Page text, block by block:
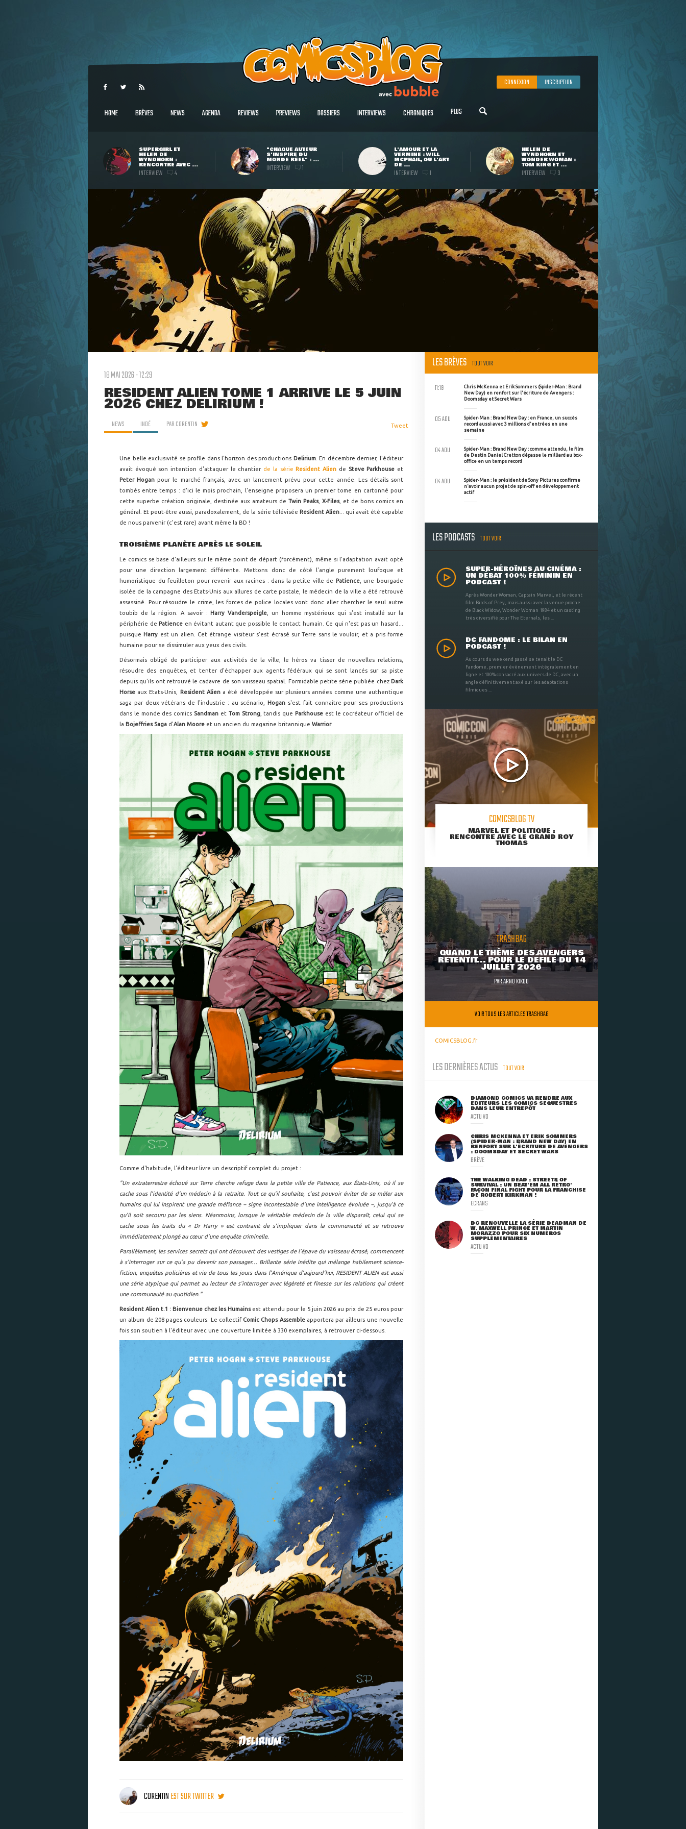
CONNEXION INSCRIPTION
HOME BRÈVES NEWS AGENDA REVIEWS PREVIEWS DOSSIERS INTERVIEWS CHRONIQUES PLUS
SUPERGIRL ET
HELEN DE
WYNDHORN :
RENCONTRE AVEC ...
INTERVIEW 4
"CHAQUE AUTEUR
S'INSPIRE DU
MONDE RÉEL" : ...
INTERVIEW 1
L'AMOUR ET LA
VERMINE : WILL
MCPHAIL, OU L'ART
DE ...
INTERVIEW 1
HELEN DE
WYNDHORN ET
WONDER WOMAN :
TOM KING ET ...
INTERVIEW 3
18 MAI 2026 - 12:29
RESIDENT ALIEN TOME 1 ARRIVE LE 5 JUIN
2026 CHEZ DELIRIUM !
NEWS INDÉ PARCORENTIN Tweet
Une belle exclusivité se profile dans l'horizon des productions Delirium. En décembre dernier, l'éditeur
avait évoqué son intention d'attaquer le chantier de la sérieResident Alien de Steve Parkhouse et
Peter Hogan pour le marché français, avec un lancement prévu pour cette année. Les détails sont
tombés entre temps : d'ici le mois prochain, l'enseigne proposera un premier tome en cartonné pour
cette superbe création originale, destinée aux amateurs de Twin Peaks, X-Files, et de bons comics en
général. Et peut-être aussi, paradoxalement, de la série télévisée Resident Alien... qui avait été capable
de nous parvenir (c'est rare) avant même la BD !
TROISIÈME PLANÈTE APRÈS LE SOLEIL
Le comics se base d'ailleurs sur le même point de départ (forcément), même si l'adaptation avait opté
pour une direction largement différente. Mettons donc de côté l'angle purement loufoque et
humoristique du feuilleton pour revenir aux racines : dans la petite ville de
Patience, une bourgade
isolée de la campagne des Etats-Unis aux allures de carte postale, le médecin de la ville a été retrouvé
assassiné. Pour résoudre le crime, les forces de police locales vont donc aller chercher le seul autre
toubib de la région. A savoir :
Harry Vanderspeigle , un homme mystérieux qui s'est installé sur la
périphérie de Patience en évitant autant que possible le contact humain. Ce qui n'est pas un hasard...
puisque Harry est un alien. Cet étrange visiteur s'est écrasé sur Terre sans le vouloir, et a pris forme
humaine pour se dissimuler aux yeux des civils.
Désormais obligé de participer aux activités de la ville, le héros va tisser de nouvelles relations,
résoudre des enquêtes, et tenter d'échapper aux agents fédéraux qui se sont lancés sur sa piste
depuis qu'ils ont retrouvé le cadavre de son vaisseau spatial. Formidable petite série publiée chez Dark
Horse aux Etats-Unis, Resident Aliena été développée sur plusieurs années comme une authentique
saga par deux vétérans de l'industrie : au scénario,
Hogan s'est fait connaître pour ses productions
dans le monde des comics Sandman et Tom Strong, tandis que Parkhouseest le cocréateur officiel de
la Bojeffries Saga d'Alan Moore et un ancien du magazine britannique Warrior.
Comme d'habitude, l'éditeur livre un descriptif complet du projet :
"Un extraterrestre échoué sur Terre cherche refuge dans la petite ville de Patience, aux États-Unis, où il se
cache sous l’identité d’un médecin à la retraite. Tout ce qu’il souhaite, c’est pouvoir éviter de se mêler aux
humains qui lui inspirent une grande méfiance − signe incontestable d’une intelligence évoluée −, jusqu’à ce
qu’il soit secouru par les siens. Néanmoins, lorsque le véritable médecin de la ville disparaît, celui qui se
cache sous les traits du « Dr Harry » est contraint de s’impliquer dans la communauté et se retrouve
immédiatement plongé au cœur d’une enquête criminelle.
Parallèlement, les services secrets qui ont découvert des vestiges de l’épave du vaisseau écrasé, commencent
à s’interroger sur ce qu’a pu devenir son passager… Brillante série inédite qui mélange habilement science-
fiction, enquêtes policières et vie de tous les jours dans l’Amérique d’aujourd’hui, RESIDENT ALIEN est aussi
une série atypique qui permet au lecteur de s’interroger avec légèreté et finesse sur les relations qui créent
une communauté au quotidien."
Resident Alien t.1 : Bienvenue chez les Humainsest attendu pour le 5 juin 2026 au prix de 25 euros pour
un album de 208 pages couleurs. Le collectif Comic Chops Assemble apportera par ailleurs une nouvelle
fois son soutien à l'éditeur avec une couverture limitée à 330 exemplaires, à retrouver ci-dessous.
CORENTINEST SUR TWITTER
LES BRÈVES TOUT VOIR
Chris McKenna et Erik Sommers (Spider-Man : Brand
New Day) en renfort sur l'écriture de Avengers :
Doomsday et Secret Wars
11:19
Spider-Man : Brand New Day : en France, un succès
record aussi avec 3 millions d'entrées en une
semaine
05 AOU
Spider-Man : Brand New Day : comme attendu, le film
de Destin Daniel Cretton dépasse le milliard au box-
office en un temps record
04 AOU
Spider-Man : le président de Sony Pictures confirme
n'avoir aucun projet de spin-off en développement
actif
04 AOU
LES PODCASTS TOUT VOIR
SUPER-HÉROÏNES AU CINÉMA :
UN DÉBAT 100% FÉMININ EN
PODCAST !
Après Wonder Woman, Captain Marvel, et le récent
film Birds of Prey, mais aussi avec la venue proche
de Black Widow, Wonder Woman 1984 et un casting
très diversifié pour The Eternals, les ...
DC FANDOME : LE BILAN EN
PODCAST !
Au cours du weekend passé se tenait le DC
Fandome, premier évènement intégralement en
ligne et 100% consacré aux univers de DC, avec un
angle définitivement axé sur les adaptations
filmiques ...
COMICSBLOG TV
MARVEL ET POLITIQUE :
RENCONTRE AVEC LE GRAND ROY
THOMAS
TRASHBAG
QUAND LE THÈME DES AVENGERS
RETENTIT... POUR LE DÉFILÉ DU 14
JUILLET 2026
PARARNO KIKOO
VOIR TOUS LES ARTICLES TRASHBAG
COMICSBLOG.fr
LES DERNIÈRES ACTUS TOUT VOIR
DIAMOND COMICS VA RENDRE AUX
ÉDITEURS LES COMICS SÉQUESTRÉS
DANS LEUR ENTREPÔT
ACTU VO
CHRIS MCKENNA ET ERIK SOMMERS
(SPIDER-MAN : BRAND NEW DAY) EN
RENFORT SUR L'ÉCRITURE DE AVENGERS
: DOOMSDAY ET SECRET WARS
BRÈVE
THE WALKING DEAD : STREETS OF
SURVIVAL : UN BEAT'EM ALL RÉTRO'
FAÇON FINAL FIGHT POUR LA FRANCHISE
DE ROBERT KIRKMAN !
ECRANS
DC RENOUVELLE LA SÉRIE DEADMAN DE
W. MAXWELL PRINCE ET MARTIN
MORAZZO POUR SIX NUMÉROS
SUPPLÉMENTAIRES
ACTU VO